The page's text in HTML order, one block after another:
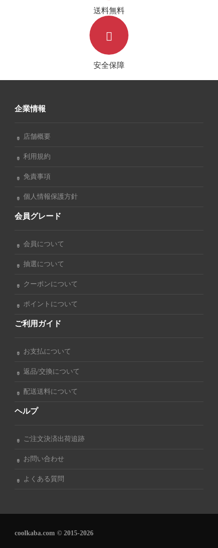
送料無料
安全保障
企業情報
店舗概要
利用規約
免責事項
個人情報保護方針
会員グレード
会員について
抽選について
クーポンについて
ポイントについて
ご利用ガイド
お支払について
返品/交換について
配送送料について
ヘルプ
ご注文決済出荷追跡
お問い合わせ
よくある質問
coolkaba.com © 2015-2026